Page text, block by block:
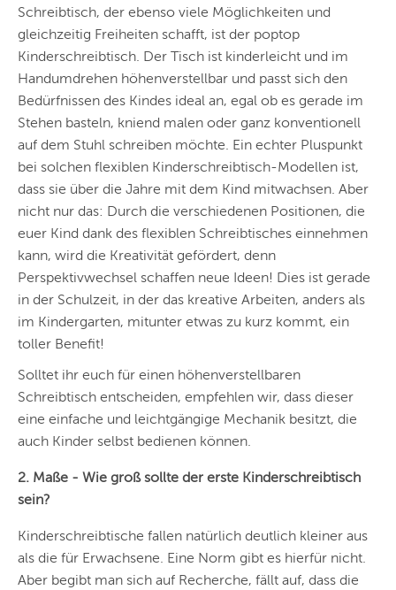
Schreibtisch, der ebenso viele Möglichkeiten und
gleichzeitig Freiheiten schafft, ist der poptop
Kinderschreibtisch. Der Tisch ist kinderleicht und im
Handumdrehen höhenverstellbar und passt sich den
Bedürfnissen des Kindes ideal an, egal ob es gerade im
Stehen basteln, kniend malen oder ganz konventionell
auf dem Stuhl schreiben möchte. Ein echter Pluspunkt
bei solchen flexiblen Kinderschreibtisch-Modellen ist,
dass sie über die Jahre mit dem Kind mitwachsen. Aber
nicht nur das: Durch die verschiedenen Positionen, die
euer Kind dank des flexiblen Schreibtisches einnehmen
kann, wird die Kreativität gefördert, denn
Perspektivwechsel schaffen neue Ideen! Dies ist gerade
in der Schulzeit, in der das kreative Arbeiten, anders als
im Kindergarten, mitunter etwas zu kurz kommt, ein
toller Benefit!
Solltet ihr euch für einen höhenverstellbaren
Schreibtisch entscheiden, empfehlen wir, dass dieser
eine einfache und leichtgängige Mechanik besitzt, die
auch Kinder selbst bedienen können.
2. Maße - Wie groß sollte der erste Kinderschreibtisch
sein?
Kinderschreibtische fallen natürlich deutlich kleiner aus
als die für Erwachsene. Eine Norm gibt es hierfür nicht.
Aber begibt man sich auf Recherche, fällt auf, dass die